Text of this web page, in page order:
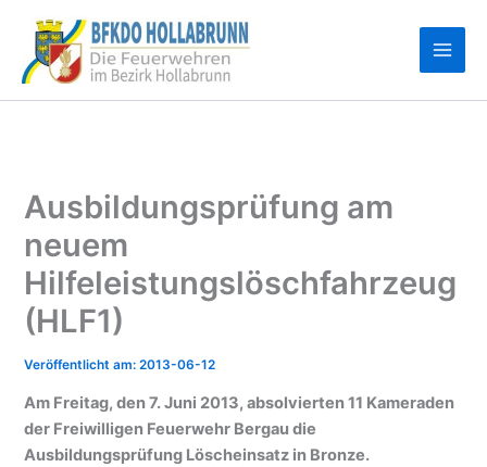
Inhalt
springen
Ausbildungsprüfung am
neuem
Hilfeleistungslöschfahrzeug
(HLF1)
2013-06-12
Am Freitag, den 7. Juni 2013, absolvierten 11 Kameraden
der Freiwilligen Feuerwehr Bergau die
Ausbildungsprüfung Löscheinsatz in Bronze.